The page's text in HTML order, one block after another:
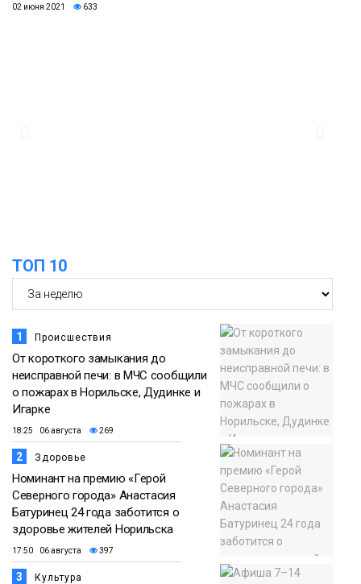
02 июня 2021 633
ТОП 10
1 Происшествия
От короткого замыкания до
неисправной печи: в МЧС сообщили
о пожарах в Норильске, Дудинке и
Игарке
18:25 06 августа 269
2 Здоровье
Номинант на премию «Герой
Северного города» Анастасия
Батуринец 24 года заботится о
здоровье жителей Норильска
17:50 06 августа 397
3 Культура